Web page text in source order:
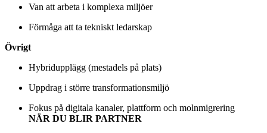
Van att arbeta i komplexa miljöer
Förmåga att ta tekniskt ledarskap
Övrigt
Hybridupplägg (mestadels på plats)
Uppdrag i större transformationsmiljö
Fokus på digitala kanaler, plattform och molnmigrering
NÄR DU BLIR PARTNER